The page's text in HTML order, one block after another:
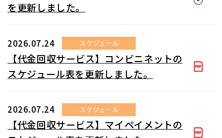
を更新しました。
2026.07.24 スケジュール
【代金回収サービス】コンビニネットの
スケジュール表を更新しました。
2026.07.24 スケジュール
【代金回収サービス】マイペイメントの